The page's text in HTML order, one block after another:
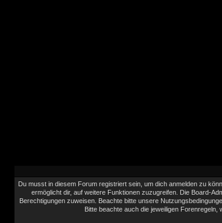
Du musst in diesem Forum registriert sein, um dich anmelden zu
ermöglicht dir, auf weitere Funktionen zuzugreifen. Die Board-
Berechtigungen zuweisen. Beachte bitte unsere
Bitte beachte auch die jeweiligen Forenregeln,